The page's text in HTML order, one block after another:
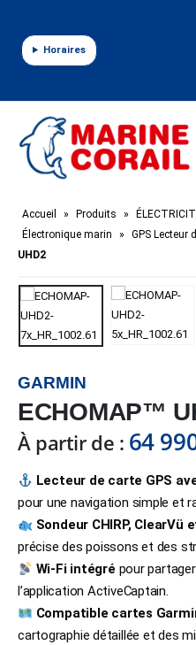
Horaires
Accueil » Produits »
Électronique marin
» GPS Lecteur
UHD2
GARMIN
ECHOMAP™
À partir de : 64
Lecteur de carte GPS
pour une navigation simple et
Sondeur CHIRP, ClearVü
précise des poissons et des
Wi-Fi intégré pour
l’application ActiveCaptain.
Compatible cartes
cartographie détaillée et des